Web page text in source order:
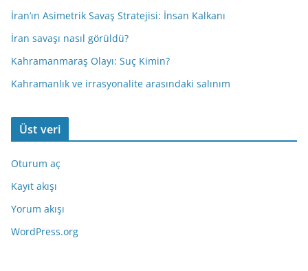
İran’ın Asimetrik Savaş Stratejisi: İnsan Kalkanı
İran savaşı nasıl görüldü?
Kahramanmaraş Olayı: Suç Kimin?
Kahramanlık ve irrasyonalite arasındaki salınım
Üst veri
Oturum aç
Kayıt akışı
Yorum akışı
WordPress.org